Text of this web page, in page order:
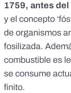
1759, antes
y el concepto
de organismos
fosilizada.
combustible es
se consume
finito.